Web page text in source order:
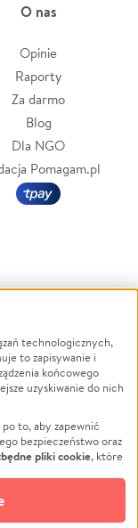
O nas
Opinie
Raporty
Za darmo
Blog
Dla NGO
Pomagam.pl
Powódź
Wichura
NGO
Edukacja
Podróż
Impreza
środowiska
technologicznych,
to zapisywanie i
końcowego
uzyskiwanie do nich
to, aby zapewnić
bezpieczeństwo oraz
pliki cookie, które
Możesz wyrazić